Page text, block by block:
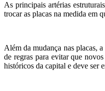
As principais artérias
trocar as placas na medida em
Além da mudança nas placas,
de regras para evitar que
históricos da capital e deve ser